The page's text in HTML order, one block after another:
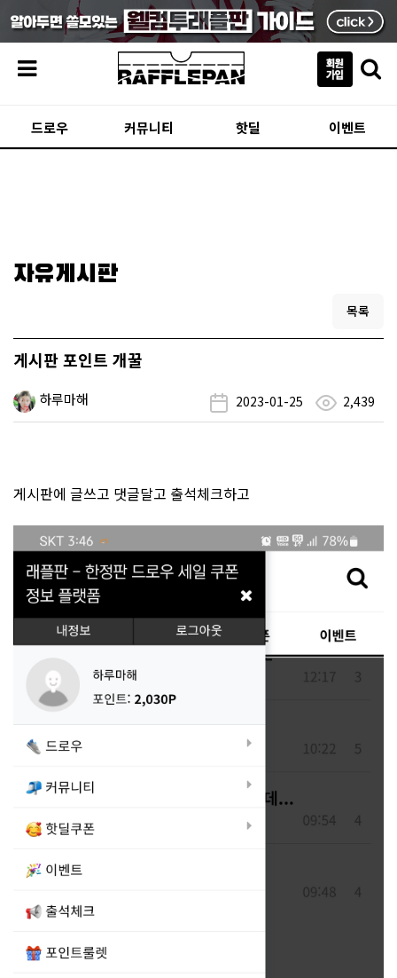
드로우 커뮤니티 핫딜 이벤트
자유게시판
목록
게시판 포인트 개꿀
하루마해 2023-01-25 2,439
게시판에 글쓰고 댓글달고 출석체크하고